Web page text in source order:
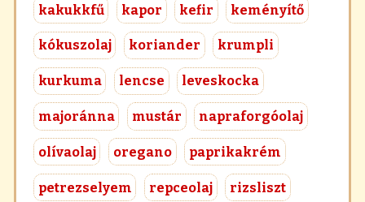
kakukkfű kapor kefir keményítő
kókuszolaj koriander krumpli
kurkuma lencse leveskocka
majoránna mustár napraforgóolaj
olívaolaj oregano paprikakrém
petrezselyem repceolaj rizsliszt